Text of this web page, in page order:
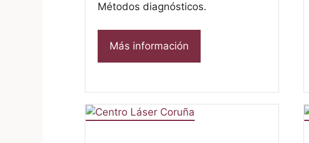
Métodos diagnósticos.
Más información